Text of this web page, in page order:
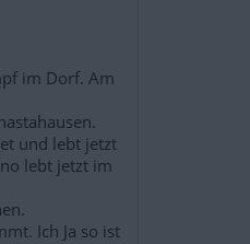
im Dorf. Am
und lebt jetzt
lebt jetzt im
Ich Ja so ist